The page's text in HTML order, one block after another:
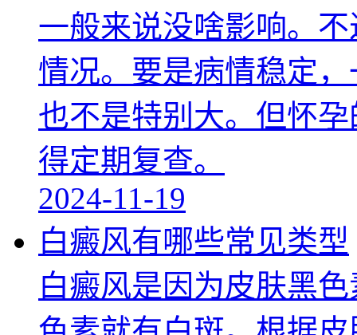
一般来说没啥影响。
情况。要是病情稳定
也不是特别大。但怀
得定期复查。
2024-11-19
白癜风有哪些常见类型
白癜风是因为皮肤黑